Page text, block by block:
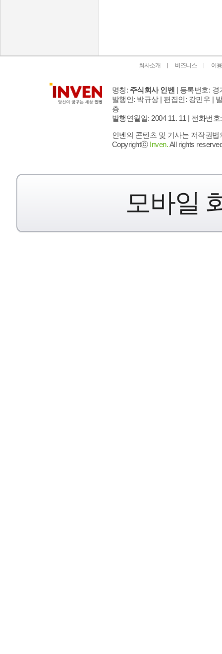
회사소개 비즈니스 이
명칭: 주식회사 인벤 | 등록번호: 경
발행인: 박규상 | 편집인: 강민우 |
층
발행연월일: 2004 11. 11 | 전화번호
인벤의 콘텐츠 및 기사는 저작권
Copyrightⓒ Inven.All rights
모바일